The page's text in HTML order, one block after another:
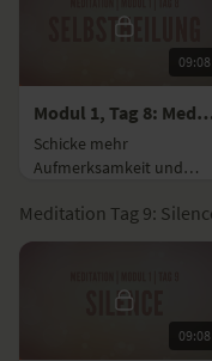
09:08
Modul 1, Tag 8: Meditation mit
Schicke mehr
Aufmerksamkeit und
deines Körpers, die mehr
Achtsamkeit benötigen.
Meditation Tag 9:
09:08